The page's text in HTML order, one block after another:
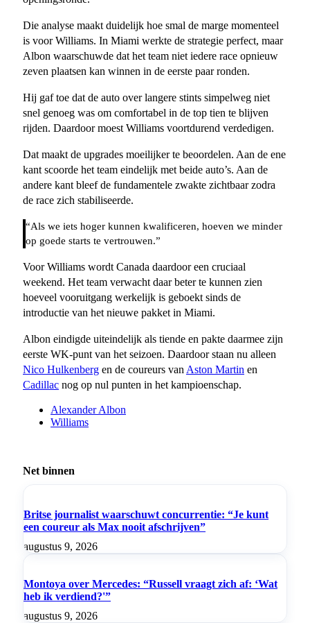
Die analyse maakt duidelijk hoe smal de marge momenteel
is voor Williams. In Miami werkte de strategie perfect, maar
Albon waarschuwde dat het team niet iedere race opnieuw
zeven plaatsen kan winnen in de eerste paar ronden.
Hij gaf toe dat de auto over langere stints simpelweg niet
snel genoeg was om comfortabel in de top tien te blijven
rijden. Daardoor moest Williams voortdurend verdedigen.
Dat maakt de upgrades moeilijker te beoordelen. Aan de ene
kant scoorde het team eindelijk met beide auto’s. Aan de
andere kant bleef de fundamentele zwakte zichtbaar zodra
de race zich stabiliseerde.
“Als we iets hoger kunnen kwalificeren, hoeven we minder
op goede starts te vertrouwen.”
Voor Williams wordt Canada daardoor een cruciaal
weekend. Het team verwacht daar beter te kunnen zien
hoeveel vooruitgang werkelijk is geboekt sinds de
introductie van het nieuwe pakket in Miami.
Albon eindigde uiteindelijk als tiende en pakte daarmee zijn
eerste WK-punt van het seizoen. Daardoor staan nu alleen
Nico Hulkenberg en de coureurs van Aston Martin en
Cadillac nog op nul punten in het kampioenschap.
Alexander Albon
Williams
Net binnen
Britse journalist waarschuwt concurrentie: “Je kunt
een coureur als Max nooit afschrijven”
augustus 9, 2026
Montoya over Mercedes: “Russell vraagt zich af: ‘Wat
heb ik verdiend?'”
augustus 9, 2026